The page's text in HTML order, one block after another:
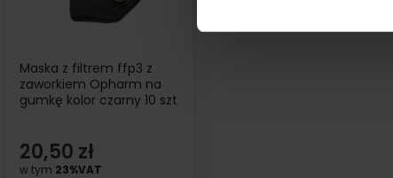
Maska z filtrem ffp3 z
zaworkiem Opharm na
gumkę kolor czarny 10 szt
20,50 zł
w tym 23%VAT